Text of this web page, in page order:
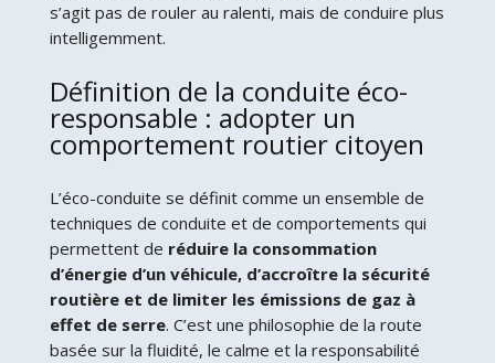
s’agit pas de rouler au ralenti, mais de conduire plus
intelligemment.
Définition de la conduite éco-
responsable : adopter un
comportement routier citoyen
L’éco-conduite se définit comme un ensemble de
techniques de conduite et de comportements qui
permettent de réduire la consommation
d’énergie d’un véhicule, d’accroître la sécurité
routière et de limiter les émissions de gaz à
effet de serre. C’est une philosophie de la route
basée sur la fluidité, le calme et la responsabilité